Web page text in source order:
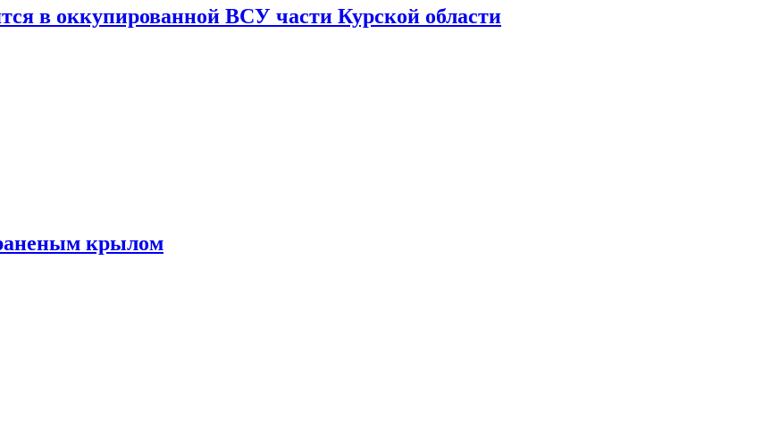
в оккупированной ВСУ части Курской области
крылом